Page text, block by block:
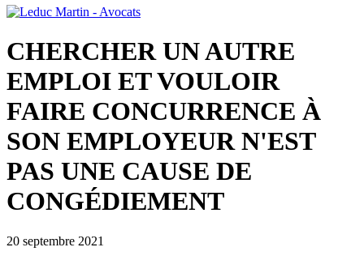
CHERCHER UN AUTRE
EMPLOI ET VOULOIR
FAIRE CONCURRENCE À
SON EMPLOYEUR N'EST
PAS UNE CAUSE DE
CONGÉDIEMENT
20 septembre 2021